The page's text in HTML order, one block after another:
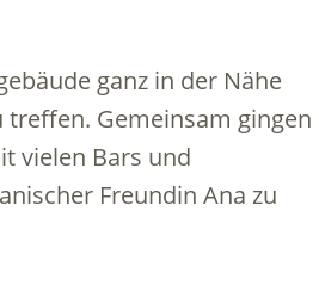
ganz in der Nähe
treffen. Gemeinsam gingen
vielen Bars und
Freundin Ana zu